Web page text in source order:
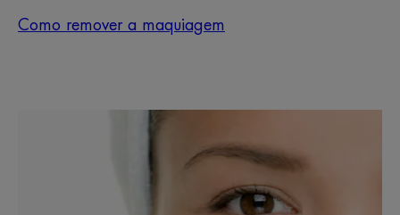
Como remover a maquiagem